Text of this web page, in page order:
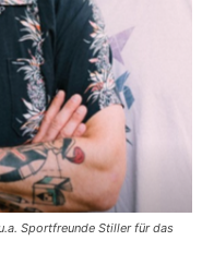
Sportfreunde Stiller für das